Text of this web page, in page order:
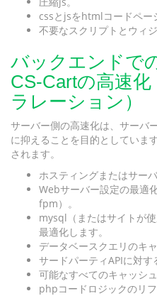
cssとjsをhtmlコードペー
不要なスクリプトとウィ
バックエンドで
CS-Cartの高速
ラレーション）
サーバー側の高速化は、サーバ
に抑えることを目的としていま
されます。
ホスティングまたはサー
Webサーバー設定の最適
fpm）。
mysql（またはサイトが
最適化します。
データベースクエリのキャ
サードパーティAPIに対す
可能なすべてのキャッシ
phpコードロジックのリ